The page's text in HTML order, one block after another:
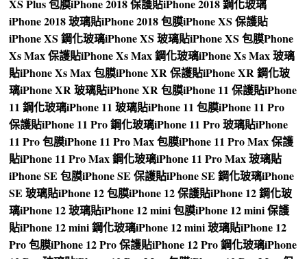
XS Plus 包膜iPhone 2018 保護貼iPhone 2018 鋼化玻璃
iPhone 2018 玻璃貼iPhone 2018 包膜iPhone XS 保護貼
iPhone XS 鋼化玻璃iPhone XS 玻璃貼iPhone XS 包膜Phone
Xs Max 保護貼iPhone Xs Max 鋼化玻璃iPhone Xs Max 玻璃
貼iPhone Xs Max 包膜iPhone XR 保護貼iPhone XR 鋼化玻
璃iPhone XR 玻璃貼iPhone XR 包膜iPhone 11 保護貼iPhone
11 鋼化玻璃iPhone 11 玻璃貼iPhone 11 包膜iPhone 11 Pro
保護貼iPhone 11 Pro 鋼化玻璃iPhone 11 Pro 玻璃貼iPhone
11 Pro 包膜iPhone 11 Pro Max 包膜iPhone 11 Pro Max 保護
貼iPhone 11 Pro Max 鋼化玻璃iPhone 11 Pro Max 玻璃貼
iPhone SE 包膜iPhone SE 保護貼iPhone SE 鋼化玻璃iPhone
SE 玻璃貼iPhone 12 包膜iPhone 12 保護貼iPhone 12 鋼化玻
璃iPhone 12 玻璃貼iPhone 12 mini 包膜iPhone 12 mini 保護
貼iPhone 12 mini 鋼化玻璃iPhone 12 mini 玻璃貼iPhone 12
Pro 包膜iPhone 12 Pro 保護貼iPhone 12 Pro 鋼化玻璃iPhone